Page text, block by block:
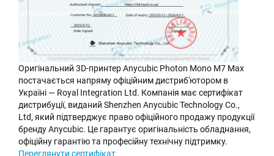
Оригінальний 3D-принтер Anycubic Photon Mono M7 Max
постачається напряму офіційним дистриб'ютором в
Україні — Royal Integration Ltd. Компанія має сертифікат
дистрибуції, виданий Shenzhen Anycubic Technology Co.,
Ltd, який підтверджує право офіційного продажу продукції
бренду Anycubic. Це гарантує оригінальність обладнання,
офіційну гарантію та професійну технічну підтримку.
Переглянути сертифікат